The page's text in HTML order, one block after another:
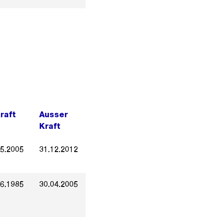
Ausser
Kraft
31.12.2012
30.04.2005